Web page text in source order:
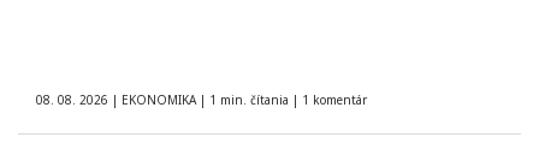
08. 08. 2026 | EKONOMIKA | 1 min. čítania | 1 komentár